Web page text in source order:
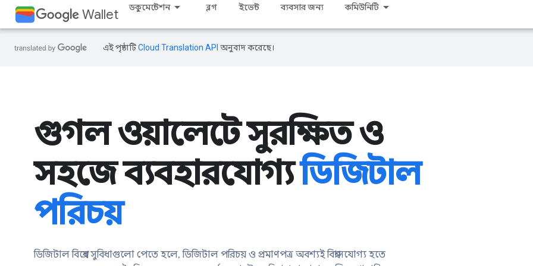
Wallet ডকুমেন্টেশন ব্লগ ইভেন্ট ব্যবসার জন্য কমিউনিটি
এই পৃষ্ঠাটিCloud Translation API অনুবাদ করেছে।